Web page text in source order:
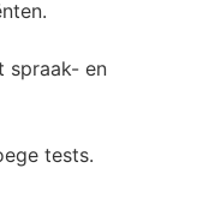
spraak- en
tests.